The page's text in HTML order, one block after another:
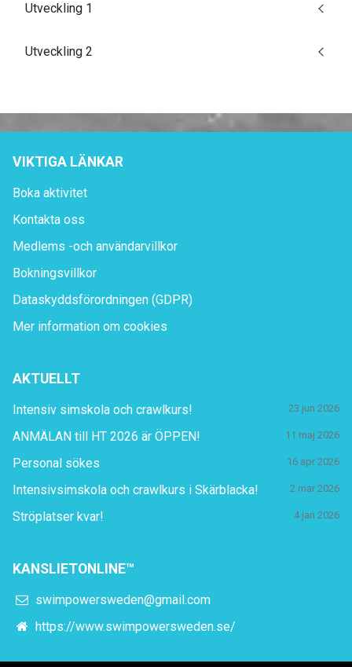
Utveckling 1
Utveckling 2
VIKTIGA LÄNKAR
Boka aktivitet
Kontakta oss
Medlems -och användarvillkor
Bokningsvillkor
Dataskyddsförordningen (GDPR)
Mer information om cookies
AKTUELLT
Intensiv simskola och crawlkurs! 23 jun 2026
ANMÄLAN till HT 2026 är ÖPPEN! 11 maj 2026
Personal sökes 16 apr 2026
Intensivsimskola och crawlkurs i Skärblacka! 2 mar 2026
Ströplatser kvar! 4 jan 2026
KANSLIETONLINE™
swimpowersweden@gmail.com
https://www.swimpowersweden.se/